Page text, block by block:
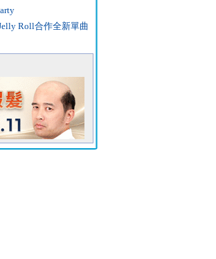
Roll合作全新單曲